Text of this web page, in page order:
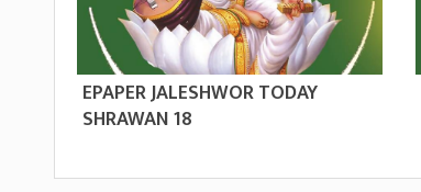
EPAPER JALESHWOR TODAY
SHRAWAN 18